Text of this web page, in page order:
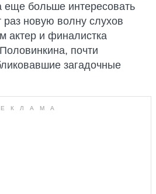
еще больше интересовать
раз новую волну слухов
актер и финалистка
почти
загадочные